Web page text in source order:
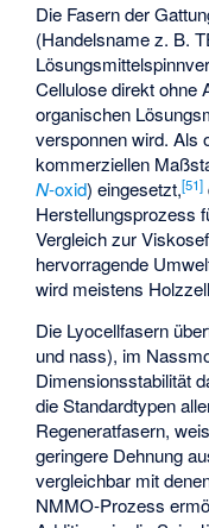
Die Fasern der
(Handelsname z. B.
Cellulose direkt ohne
organischen
versponnen wird. Als
kommerziellen
N-oxid) eingesetzt,[51]
Herstellungsprozess
Vergleich zur
hervorragende
wird meistens
Die Lyocellfasern
und nass), im
Dimensionsstabilität
die Standardtypen
Regeneratfasern,
geringere Dehnung
vergleichbar mit
NMMO-Prozess